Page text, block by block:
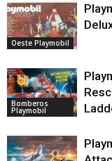
Oeste Playmobil
Bomberos
Playmobil